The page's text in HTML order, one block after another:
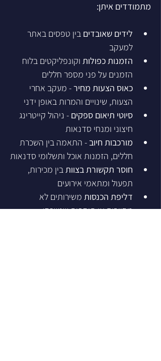
מתמודדים איתן:
לידים שאובדים בין טפסים באתר
למעקב
הזמנות כפולות וקונפליקטים בלוח
הזמנים על פני מספר חללים
כאוס הצעות מחיר - מעקב אחרי
הצעות, שינויים והמרות באופן ידני
סיוטי תיאום ספקים - ניהול קייטרינג
חיצוני ומנחי סדנאות
מורכבות חיוב - התאמה בין השכרת
חללים, הזמנות אוכל ותשלומי סדנאות
חוסר תקשורת בצוות בין מכירות,
תפעול ומתאמי אירועים
דליפת הכנסות משירותים לא
מחויבים או תוספות שנשכחו